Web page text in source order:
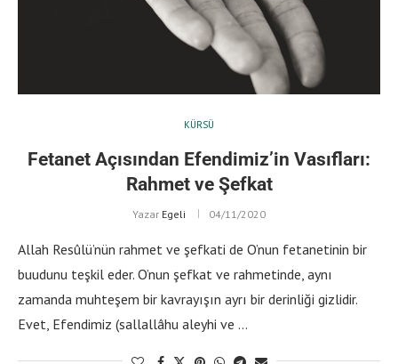
KÜRSÜ
Fetanet Açısından Efendimiz’in Vasıfları:
Rahmet ve Şefkat
Yazar Egeli 04/11/2020
Allah Resûlü’nün rahmet ve şefkati de O’nun fetanetinin bir
buudunu teşkil eder. O’nun şefkat ve rahmetinde, aynı
zamanda muhteşem bir kavrayışın ayrı bir derinliği gizlidir.
Evet, Efendimiz (sallallâhu aleyhi ve …